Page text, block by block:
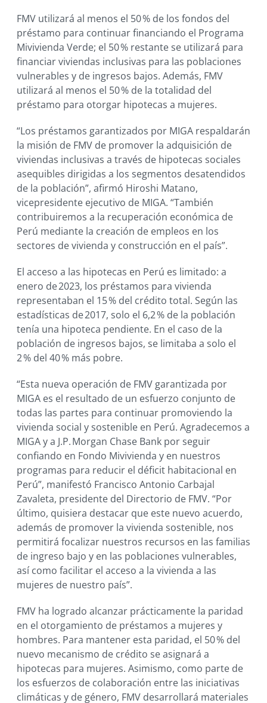
FMV utilizará al menos el 50 % de los fondos del
préstamo para continuar financiando el Programa
Mivivienda Verde; el 50 % restante se utilizará para
financiar viviendas inclusivas para las poblaciones
vulnerables y de ingresos bajos. Además, FMV
utilizará al menos el 50 % de la totalidad del
préstamo para otorgar hipotecas a mujeres.
“Los préstamos garantizados por MIGA respaldarán
la misión de FMV de promover la adquisición de
viviendas inclusivas a través de hipotecas sociales
asequibles dirigidas a los segmentos desatendidos
de la población”, afirmó Hiroshi Matano,
vicepresidente ejecutivo de MIGA. “También
contribuiremos a la recuperación económica de
Perú mediante la creación de empleos en los
sectores de vivienda y construcción en el país”.
El acceso a las hipotecas en Perú es limitado: a
enero de 2023, los préstamos para vivienda
representaban el 15 % del crédito total. Según las
estadísticas de 2017, solo el 6,2 % de la población
tenía una hipoteca pendiente. En el caso de la
población de ingresos bajos, se limitaba a solo el
2 % del 40 % más pobre.
“Esta nueva operación de FMV garantizada por
MIGA es el resultado de un esfuerzo conjunto de
todas las partes para continuar promoviendo la
vivienda social y sostenible en Perú. Agradecemos a
MIGA y a J.P. Morgan Chase Bank por seguir
confiando en Fondo Mivivienda y en nuestros
programas para reducir el déficit habitacional en
Perú”, manifestó Francisco Antonio Carbajal
Zavaleta, presidente del Directorio de FMV. “Por
último, quisiera destacar que este nuevo acuerdo,
además de promover la vivienda sostenible, nos
permitirá focalizar nuestros recursos en las familias
de ingreso bajo y en las poblaciones vulnerables,
así como facilitar el acceso a la vivienda a las
mujeres de nuestro país”.
FMV ha logrado alcanzar prácticamente la paridad
en el otorgamiento de préstamos a mujeres y
hombres. Para mantener esta paridad, el 50 % del
nuevo mecanismo de crédito se asignará a
hipotecas para mujeres. Asimismo, como parte de
los esfuerzos de colaboración entre las iniciativas
climáticas y de género, FMV desarrollará materiales